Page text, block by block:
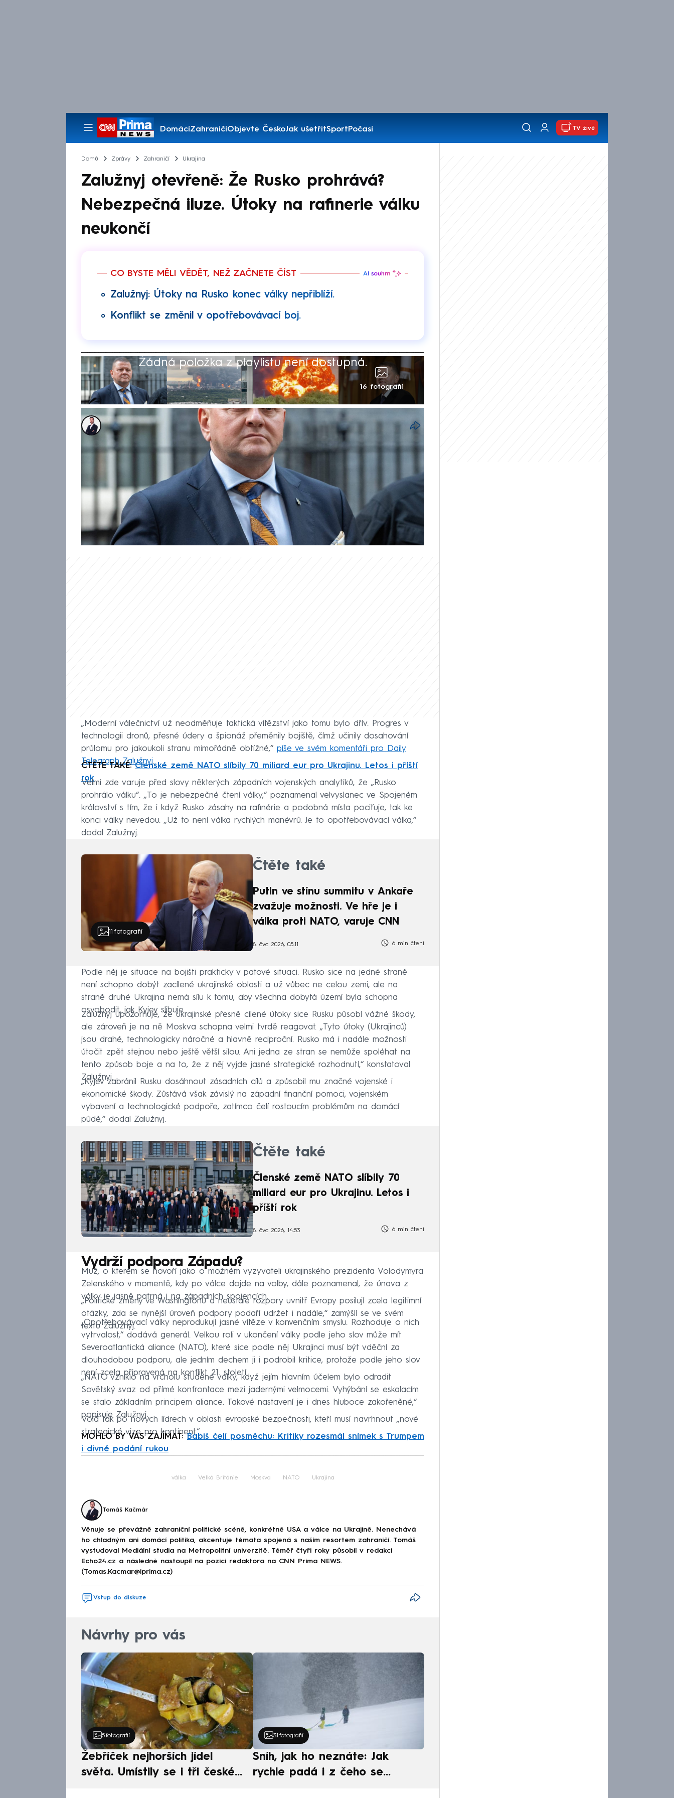
DomácíZahraničíObjevte ČeskoJak ušetřitSportPočasí
Pořady
TV živě
Domů Zprávy Zahraničí Ukrajina
Zalužnyj otevřeně: Že Rusko prohrává?
Nebezpečná iluze. Útoky na rafinerie válku
neukončí
CO BYSTE MĚLI VĚDĚT, NEŽ ZAČNETE ČÍST
Zalužnyj: Útoky na Rusko konec války nepřiblíží.
Konflikt se změnil v opotřebovávací boj.
Žádná položka z playlistu není dostupná.
16 fotografií
Tomáš Kačmár
8. čvc 2026, 20:36
I když se Ukrajincům poslední týdny daří pouštět Rusku žilou precizními
útoky na energetickou infrastrukturu i daleko za hranicemi území
federace, konec války nepřibližují. Ve svém komentáři pro britský deník
Daily Telegraph to napsal ukrajinský velvyslanec ve Velké Británii a
dříve vrchní velitel Ozbrojených sil Ukrajiny Valerij Zalužnyj. Varoval, že
Rusko zdaleka není poražené a navíc může na ukrajinské údery
reagovat stejně či ještě silněji.
„Moderní válečnictví už neodměňuje taktická vítězství jako tomu bylo dřív. Progres v
technologii dronů, přesné údery a špionáž přeměnily bojiště, čímž učinily dosahování
průlomu pro jakoukoli stranu mimořádně obtížné,“ píše ve svém komentáři pro Daily
Telegraph Zalužnyj.
ČTĚTE TAKÉ:Členské země NATO slíbily 70 miliard eur pro Ukrajinu. Letos i příští
rok
Velmi zde varuje před slovy některých západních vojenských analytiků, že „Rusko
prohrálo válku“. „To je nebezpečné čtení války,“ poznamenal velvyslanec ve Spojeném
království s tím, že i když Rusko zásahy na rafinérie a podobná místa pociťuje, tak ke
konci války nevedou. „Už to není válka rychlých manévrů. Je to opotřebovávací válka,“
dodal Zalužnyj.
11 fotografií
Čtěte také
Putin ve stínu summitu v Ankaře
zvažuje možnosti. Ve hře je i
válka proti NATO, varuje CNN
8. čvc 2026, 05:11 6 min čtení
Podle něj je situace na bojišti prakticky v patové situaci. Rusko sice na jedné straně
není schopno dobýt zacílené ukrajinské oblasti a už vůbec ne celou zemi, ale na
straně druhé Ukrajina nemá sílu k tomu, aby všechna dobytá území byla schopna
osvobodit, jak Kyjev slibuje.
Zalužnyj upozorňuje, že ukrajinské přesně cílené útoky sice Rusku působí vážné škody,
ale zároveň je na ně Moskva schopna velmi tvrdě reagovat. „Tyto útoky (Ukrajinců)
jsou drahé, technologicky náročné a hlavně reciproční. Rusko má i nadále možnosti
útočit zpět stejnou nebo ještě větší silou. Ani jedna ze stran se nemůže spoléhat na
tento způsob boje a na to, že z něj vyjde jasné strategické rozhodnutí,“ konstatoval
Zalužnyj.
„Kyjev zabránil Rusku dosáhnout zásadních cílů a způsobil mu značné vojenské i
ekonomické škody. Zůstává však závislý na západní finanční pomoci, vojenském
vybavení a technologické podpoře, zatímco čelí rostoucím problémům na domácí
půdě,“ dodal Zalužnyj.
Čtěte také
Členské země NATO slíbily 70
miliard eur pro Ukrajinu. Letos i
příští rok
8. čvc 2026, 14:53 6 min čtení
Vydrží podpora Západu?
Muž, o kterém se hovoří jako o možném vyzyvateli ukrajinského prezidenta Volodymyra
Zelenského v momentě, kdy po válce dojde na volby, dále poznamenal, že únava z
války je jasně patrná i na západních spojencích.
„Politické změny ve Washingtonu a neustálé rozpory uvnitř Evropy posilují zcela legitimní
otázky, zda se nynější úroveň podpory podaří udržet i nadále,“ zamýšlí se ve svém
textu Zalužnyj.
„Opotřebovávací války neprodukují jasné vítěze v konvenčním smyslu. Rozhoduje o nich
vytrvalost,“ dodává generál. Velkou roli v ukončení války podle jeho slov může mít
Severoatlantická aliance (NATO), které sice podle něj Ukrajinci musí být vděční za
dlouhodobou podporu, ale jedním dechem ji i podrobil kritice, protože podle jeho slov
není zcela připravená na konflikt 21. století.
„NATO vzniklo na vrcholu studené války, když jejím hlavním účelem bylo odradit
Sovětský svaz od přímé konfrontace mezi jadernými velmocemi. Vyhýbání se eskalacím
se stalo základním principem aliance. Takové nastavení je i dnes hluboce zakořeněné,“
popisuje Zalužnyj.
Volá tak po nových lídrech v oblasti evropské bezpečnosti, kteří musí navrhnout „nové
strategické vize pro kontinent“.
MOHLO BY VÁS ZAJÍMAT:Babiš čelí posměchu: Kritiky rozesmál snímek s Trumpem
i divné podání rukou
válka Velká Británie Moskva NATO Ukrajina
Tomáš Kačmár
Věnuje se převážně zahraniční politické scéně, konkrétně USA a válce na Ukrajině. Nenechává
ho chladným ani domácí politika, akcentuje témata spojená s naším resortem zahraničí. Tomáš
vystudoval Mediální studia na Metropolitní univerzitě. Téměř čtyři roky působil v redakci
Echo24.cz a následně nastoupil na pozici redaktora na CNN Prima NEWS.
(Tomas.Kacmar@iprima.cz)
Vstup do diskuze
Návrhy pro vás
5 fotografií
Žebříček nejhorších jídel
světa. Umístily se i tři české
31 fotografií
Sníh, jak ho neznáte: Jak
rychle padá i z čeho se